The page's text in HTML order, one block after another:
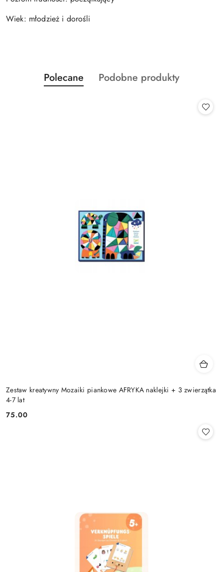
Wiek: młodzież i dorośli
Pomiń karuzelę produktów
Produkty
o
Polecane
Produkty
Podobne produkty
Zestaw kreatywny Mozaiki piankowe AFRYKA naklejki + 3 zwierzątka
4-7 lat
Cena:
75.00